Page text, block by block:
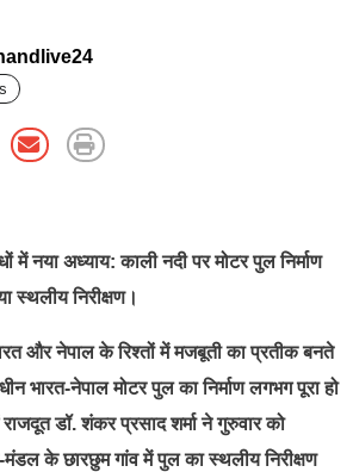
में नया अध्याय: काली नदी पर मोटर पुल निर्माण
स्थलीय निरीक्षण।
और नेपाल के रिश्तों में मजबूती का प्रतीक बनते
भारत-नेपाल मोटर पुल का निर्माण लगभग पूरा हो
डॉ. शंकर प्रसाद शर्मा ने गुरुवार को
मंडल के छारछुम गांव में पुल का स्थलीय निरीक्षण